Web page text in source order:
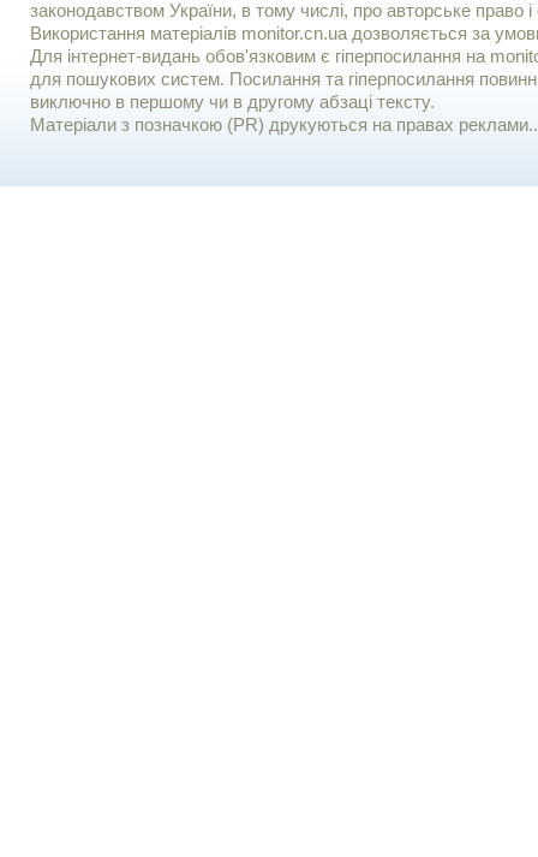
законодавством України, в тому числі, про авторське право і
Використання матерiалiв monitor.cn.ua дозволяється за
Для iнтернет-видань обов'язковим є гiперпосилання на
для пошукових систем. Посилання та гіперпосилання
виключно в першому чи в другому абзаці тексту.
Матеріали з позначкою (PR) друкуються на правах реклами..